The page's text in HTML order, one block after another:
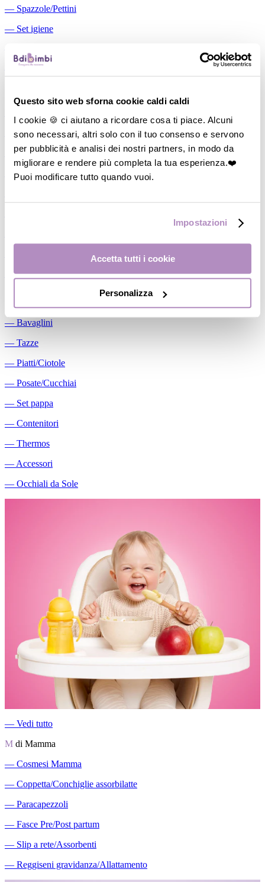
Questo sito web sforna cookie caldi caldi
I cookie 🍪 ci aiutano a ricordare cosa ti piace. Alcuni
sono necessari, altri solo con il tuo consenso e servono
per pubblicità e analisi dei nostri partners, in modo da
migliorare e rendere più completa la tua esperienza.❤️
Puoi modificare tutto quando vuoi.
Impostazioni
Accetta tutti i cookie
Personalizza
― Spazzole/Pettini
― Set igiene
Aspiratori nasali manuali
―
Cuscini allattamento
―Biberon
―
Tettarelle
―Succhietti
Conservalatte Materno
―Massaggiagengive
― Bavaglini
― Tazze
― Piatti/Ciotole
― Posate/Cucchiai
― Set pappa
― Contenitori
― Thermos
― Accessori
― Occhiali da Sole
― Vedi tutto
M di Mamma
― Cosmesi Mamma
― Coppetta/Conchiglie assorbilatte
― Paracapezzoli
― Fasce Pre/Post partum
― Slip a rete/Assorbenti
― Reggiseni gravidanza/Allattamento